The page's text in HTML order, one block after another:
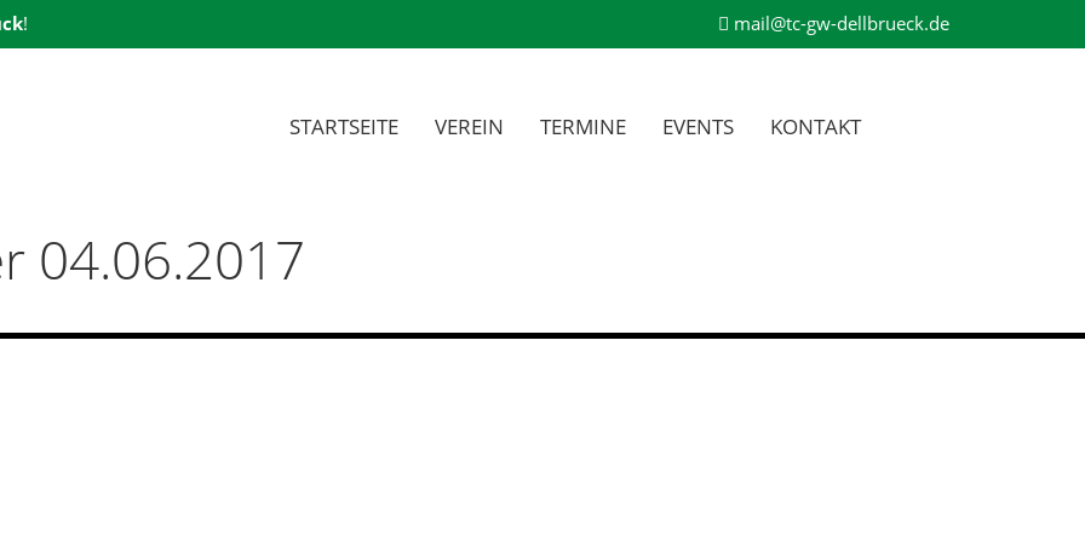
! mail@tc-gw-dellbrueck.de
STARTSEITE VEREIN TERMINE EVENTS KONTAKT
04.06.2017